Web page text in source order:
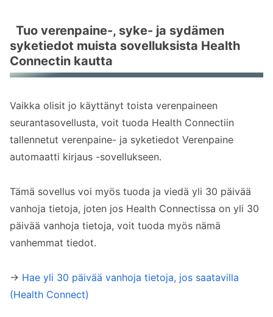
Tuo verenpaine-, syke- ja sydämen
syketiedot muista sovelluksista Health
Connectin kautta
Vaikka olisit jo käyttänyt toista verenpaineen
seurantasovellusta, voit tuoda Health Connectiin
tallennetut verenpaine- ja syketiedot Verenpaine
automaatti kirjaus -sovellukseen.
Tämä sovellus voi myös tuoda ja viedä yli 30 päivää
vanhoja tietoja, joten jos Health Connectissa on yli 30
päivää vanhoja tietoja, voit tuoda myös nämä
vanhemmat tiedot.
→ Hae yli 30 päivää vanhoja tietoja, jos saatavilla
(Health Connect)